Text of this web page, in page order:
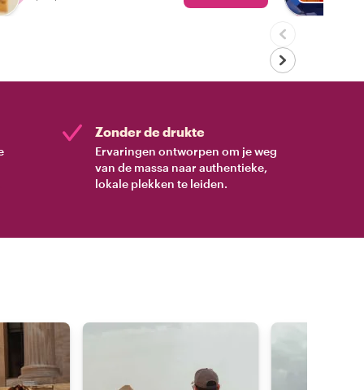
Zonder de drukte
Ervaringen ontworpen om je weg
van de massa naar authentieke,
lokale plekken te leiden.